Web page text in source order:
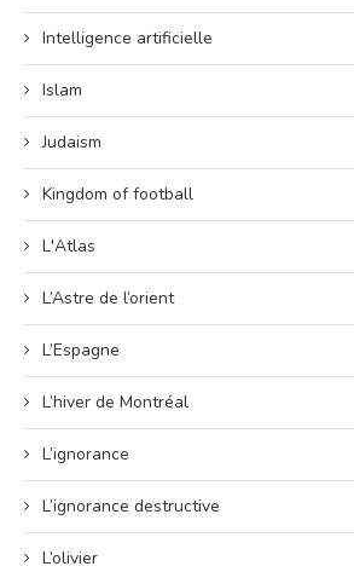
Intelligence artificielle
Islam
Judaism
Kingdom of football
L'Atlas
L’Astre de l’orient
L’Espagne
L’hiver de Montréal
L’ignorance
L’ignorance destructive
L’olivier